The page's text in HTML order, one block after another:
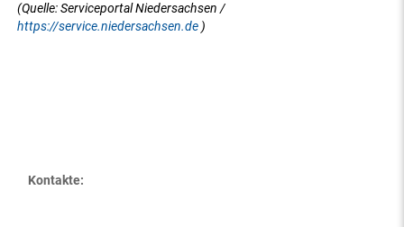
(Quelle: Serviceportal Niedersachsen /
https://service.niedersachsen.de )
Kontakte: